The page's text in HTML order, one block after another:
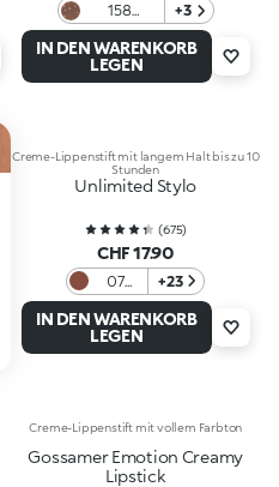
158
Irresistible
Seduction
+3
IN DEN WARENKORB
LEGEN
Creme-Lippenstift mit langem Halt bis zu 10
Stunden
Unlimited Stylo
(675)
CHF 17.90
07
Taupe
Brown
+23
IN DEN WARENKORB
LEGEN
Creme-Lippenstift mit vollem Farbton
Gossamer Emotion Creamy
Lipstick